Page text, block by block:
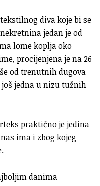
diva koje bi se
jedan je od
lome koplja oko
procijenjena je na 26
od trenutnih dugova
još jedna u nizu tužnih
praktično je jedina
ima i zbog kojeg
danima